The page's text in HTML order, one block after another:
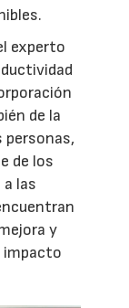
experto
de la
de los
las
y
impacto